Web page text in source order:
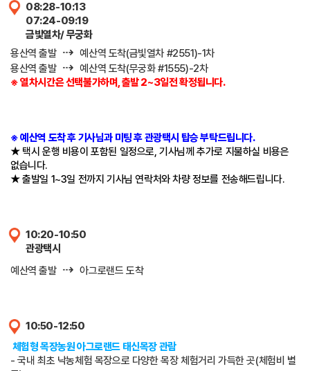
08:28-10:13
07:24-09:19
금빛열차/ 무궁화
용산역 출발 ⇢ 예산역 도착(금빛열차 #2551)-1차
용산역 출발 ⇢ 예산역 도착(무궁화 #1555)-2차
※ 열차시간은 선택불가하며, 출발 2~3일전 확정됩니다.
※ 예산역 도착 후 기사님과 미팅 후 관광택시 탑승 부탁드립니다.
★ 택시 운행 비용이 포함된 일정으로, 기사님께 추가로 지불하실 비용은
없습니다.
★ 출발일 1~3일 전까지 기사님 연락처와 차량 정보를 전송해드립니다.
10:20-10:50
관광택시
예산역 출발 ⇢ 아그로랜드 도착
10:50-12:50
체험형 목장농원 아그로랜드 태신목장 관람
- 국내 최초 낙농체험 목장으로 다양한 목장 체험거리 가득한 곳(체험비 별